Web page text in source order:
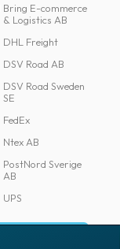
Bring E-commerce
& Logistics AB
DHL Freight
DSV Road AB
DSV Road Sweden
SE
FedEx
Ntex AB
PostNord Sverige
AB
UPS